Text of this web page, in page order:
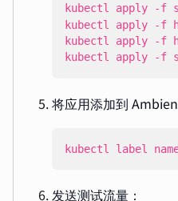
kubectl apply -f
将应用添加到
kubectl label
发送测试流量：